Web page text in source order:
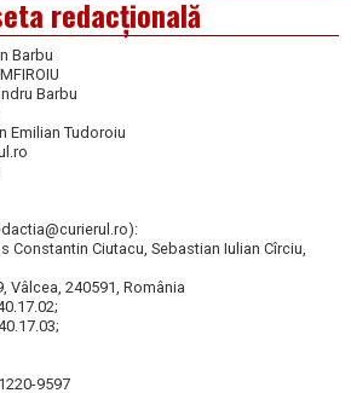
redacțională
Barbu
Barbu
Emilian Tudoroiu
Constantin Ciutacu, Sebastian Iulian Cîrciu,
Vâlcea, 240591, România
9597